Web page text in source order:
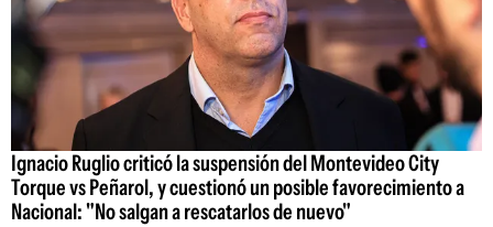
Ignacio Ruglio criticó la suspensión del Montevideo City
Torque vs Peñarol, y cuestionó un posible favorecimiento a
Nacional: "No salgan a rescatarlos de nuevo"